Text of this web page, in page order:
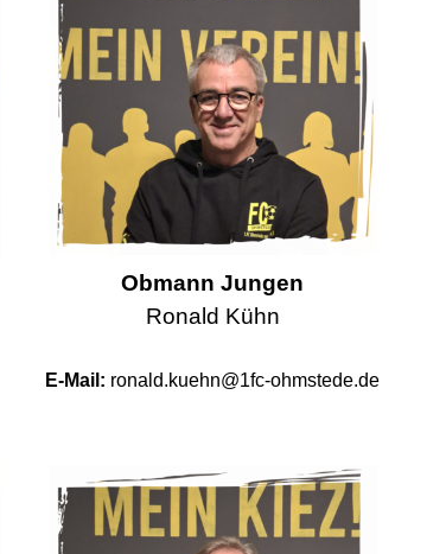
Obmann Jungen
Ronald Kühn
E-Mail: ronald.kuehn@1fc-ohmstede.de